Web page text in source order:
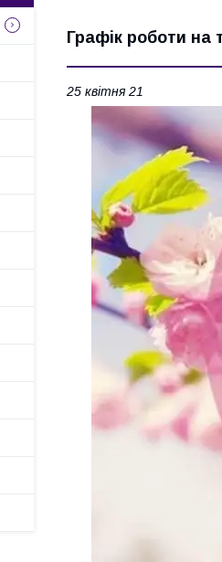
Графік роботи на
25 квітня 21